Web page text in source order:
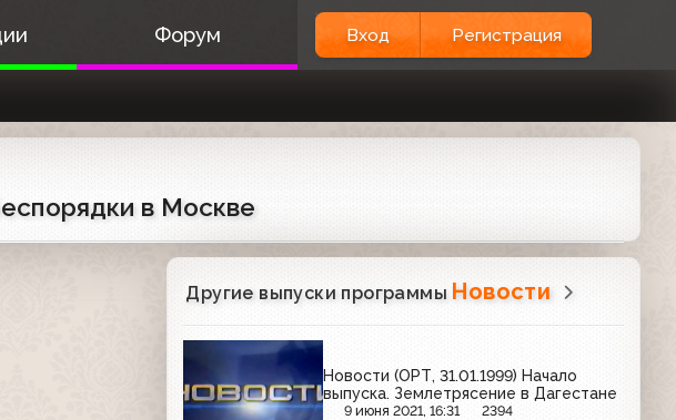
Форум Вход Регистрация
в Москве
Другие выпуски программы Новости
Новости (ОРТ, 31.01.1999) Начало
выпуска. Землетрясение в Дагестане
9 июня 2021, 16:31 2394